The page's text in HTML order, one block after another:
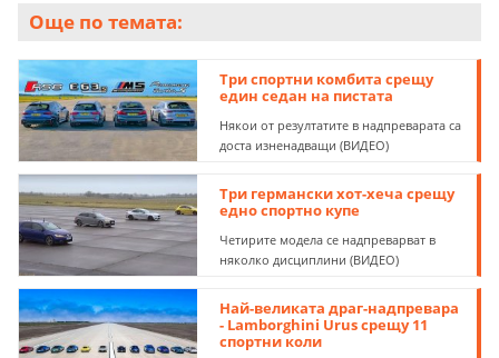
Още по темата:
Три спортни комбита срещу
един седан на пистата
Някои от резултатите в надпреварата са
доста изненадващи (ВИДЕО)
Три германски хот-хеча срещу
едно спортно купе
Четирите модела се надпреварват в
няколко дисциплини (ВИДЕО)
Най-великата драг-надпревара
- Lamborghini Urus срещу 11
спортни коли